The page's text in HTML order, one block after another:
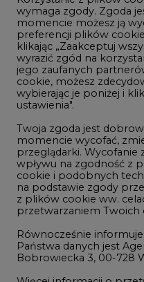
Telekomunikacja i IT
Handel emisjami CO2
Wodór
Górnictwo
Atom
Fotowoltaika
Offshore wind
Zielone samorządy
Zielona gospodarka
wymaga zgody. Zgoda
momencie możesz ją
preferencji plików
klikając „Zaakceptuj
wyrazić zgód na
jego zaufanych
cookie, możesz
wybierając je poniżej i
ustawienia".
Twoja zgoda jest
momencie wycofać,
przeglądarki.
wpływu na zgodność z
cookie i podobnych
na podstawie zgody
z plików cookie ww.
przetwarzaniem Twoich
Równocześnie
Państwa danych jest
Bobrowiecka 3, 00-728